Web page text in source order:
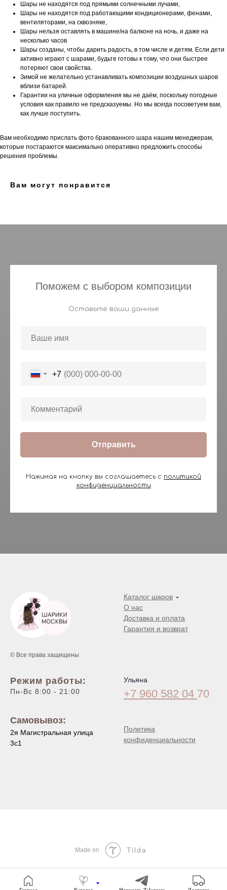
Шары не находятся под прямыми солнечными лучами,
Шары не находятся под работающими кондиционерами, фенами,
вентиляторами, на сквозняке,
Шары нельзя оставлять в машине/на балконе на ночь, и даже на
несколько часов
Шары созданы, чтобы дарить радость, в том числе и детям. Если дети
активно играют с шарами, будьте готовы к тому, что они быстрее
потеряют свои свойства.
Зимой не желательно устанавливать композиции воздушных шаров
вблизи батарей.
Гарантии на уличные оформления мы не даём, поскольку погодные
условия как правило не предсказуемы. Но мы всегда посоветуем вам,
как лучше поступить.
Вам необходимо прислать фото бракованного шара нашим менеджерам,
которые постараются максимально оперативно предложить способы
решения проблемы.
Вам могут понравится
Поможем с выбором композиции
Оставьте ваши данные
+7
Отправить
Нажимая на кнопку вы соглашаетесь с политикой
конфиденциальности
© Все права защищены
Каталог шаров
О нас
Доставка и оплата
Гарантия и возврат
Режим работы:
Пн-Вс 8:00 - 21:00
Самовывоз:
2я Магистральная улица
3с1
Ульяна
+7 960 582 04 70
Политика
конфиденциальности
Made on Tilda